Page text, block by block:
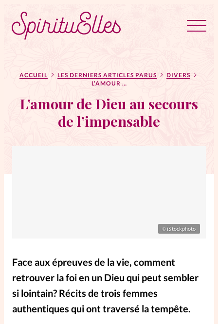
Tous les articles
Actus
Actus au féminin
Entre4yeux
L'anecdote
La Bible au féminin
Lifestyle
Littérature
ACCUEIL LES DERNIERS ARTICLES PARUS
DIVERS
L’AMOUR DE DIEU AU SECOURS DE L’IMPENSABLE
L’amour de Dieu au secours
de l’impensable
©iStockphoto
Face aux épreuves de la vie, comment
retrouver la foi en un Dieu qui peut sembler
si lointain? Récits de trois femmes
authentiques qui ont traversé la tempête.